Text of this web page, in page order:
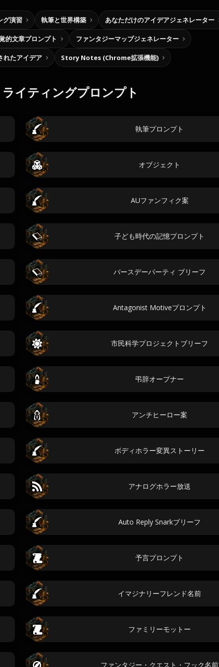
グ演習 執筆と世界構築 あなただけのアイデアジェネレーター
的文章プロンプト ファンタジーマップジェネレーター
れたアイデア Story Notes (Chrome拡張機能)
イティングプロンプト
執筆プロンプト
オブジェクト
AUファンフィク案
子ども時代の記憶プロンプト
バースデーパーティ ブリーフ
Antagonist Motiveプロンプト
市民科学プロジェクトブリーフ
弔辞オープナー
アンチヒーロー案
ボディホラー変異ストーリー
アナログホラー放送
Auto Reply Snarkブリーフ
予言プロンプト
イマジナリーフレンド名前
ファミリーモットー
ファンタジー・クエスト・フック名前